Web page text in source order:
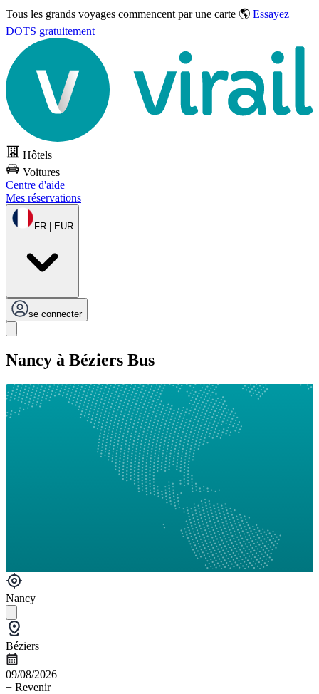
Tous les grands voyages commencent par une carte 🌎 Essayez
DOTS gratuitement
Hôtels
Voitures
Centre d'aide
Mes réservations
FR | EUR
se connecter
Nancy à Béziers Bus
Nancy
Béziers
09/08/2026
+ Revenir